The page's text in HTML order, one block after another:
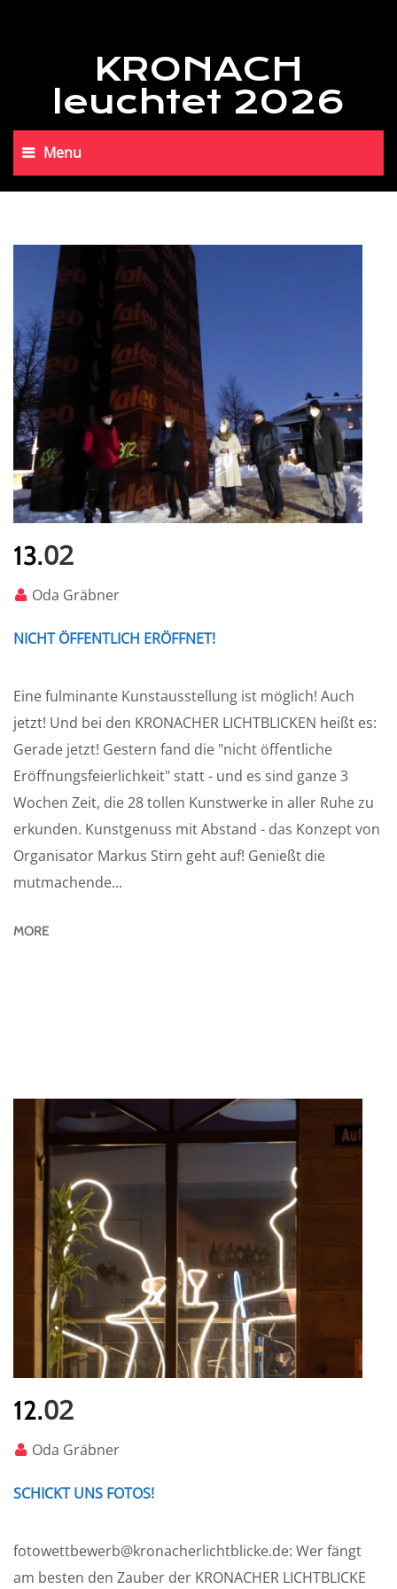
KRONACH
leuchtet 2026
Menu
13.02
Oda Gräbner
NICHT ÖFFENTLICH ERÖFFNET!
Eine fulminante Kunstausstellung ist möglich! Auch
jetzt! Und bei den KRONACHER LICHTBLICKEN heißt es:
Gerade jetzt! Gestern fand die "nicht öffentliche
Eröffnungsfeierlichkeit" statt - und es sind ganze 3
Wochen Zeit, die 28 tollen Kunstwerke in aller Ruhe zu
erkunden. Kunstgenuss mit Abstand - das Konzept von
Organisator Markus Stirn geht auf! Genießt die
mutmachende...
MORE
12.02
Oda Gräbner
SCHICKT UNS FOTOS!
fotowettbewerb@kronacherlichtblicke.de: Wer fängt
am besten den Zauber der KRONACHER LICHTBLICKE